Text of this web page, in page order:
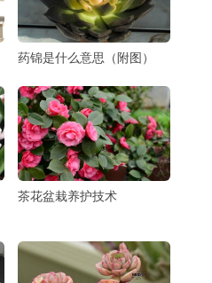
药锦是什么意思（附图）
茶花盆栽养护技术